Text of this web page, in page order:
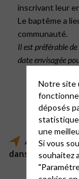
inscrivant leur
Le baptême a
communauté.
Il est préférable
date envisagée
dans l’Église…
Notre site
déposés
une
Si vous
souhaitez